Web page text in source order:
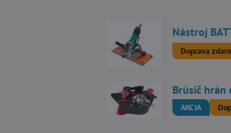
Nástroj
Doprava
Brúsič hrán
AKCIA